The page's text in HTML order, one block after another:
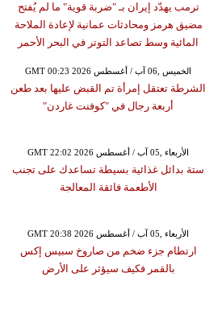
ترمب يهدّد إيران بـ "ضربة قوية" ما لم يُفتح
مضيق هرمز ومحادثات عمانية لإعادة الملاحة
المائية وسط تصاعد التوتر في البحر الأحمر
GMT 00:23 2026 الخميس ,06 آب / أغسطس
الشرطة تعتقل إمرأة تم القبض عليها بعد طعن
أربعة رجال في "كوفنت غاردن"
GMT 22:02 2026 الأربعاء ,05 آب / أغسطس
ستة بدائل غذائية بسيطة تساعدك على تجنب
الأطعمة فائقة المعالجة
GMT 20:38 2026 الأربعاء ,05 آب / أغسطس
ارتطام جزء ضخم من صاروخ سبيس إكس
بالقمر فكيف سيؤثر على الأرض